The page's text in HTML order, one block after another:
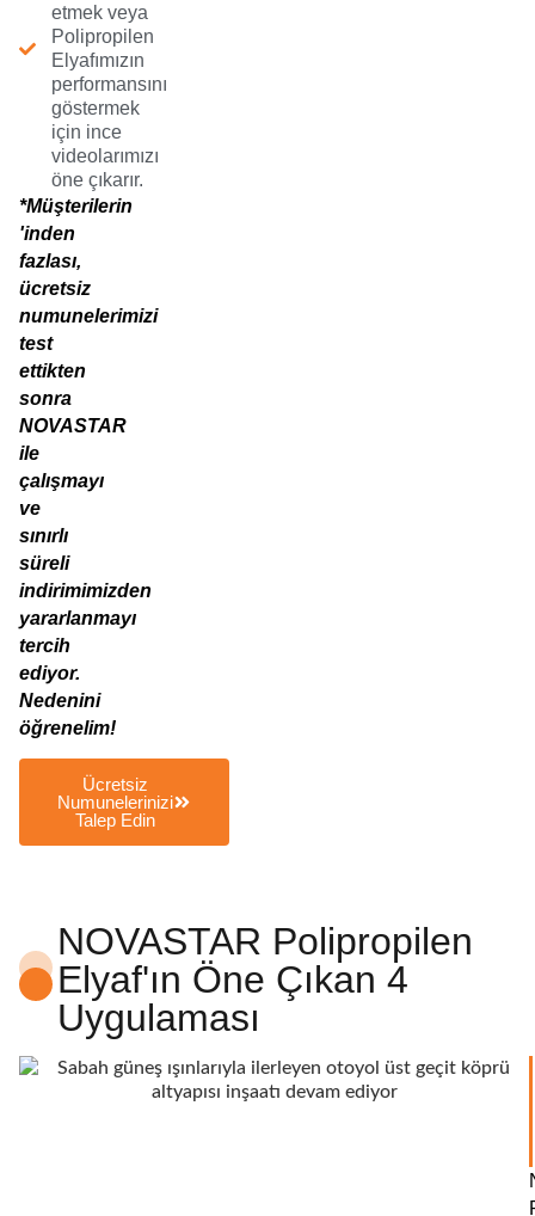
etmek veya
Polipropilen
Elyafımızın
performansını
göstermek
için ince
videolarımızı
öne çıkarır.
*Müşterilerin
'inden
fazlası,
ücretsiz
numunelerimizi
test
ettikten
sonra
NOVASTAR
ile
çalışmayı
ve
sınırlı
süreli
indirimimizden
yararlanmayı
tercih
ediyor.
Nedenini
öğrenelim!
Ücretsiz
Numunelerinizi
Talep Edin
NOVASTAR Polipropilen
Elyaf'ın Öne Çıkan 4
Uygulaması